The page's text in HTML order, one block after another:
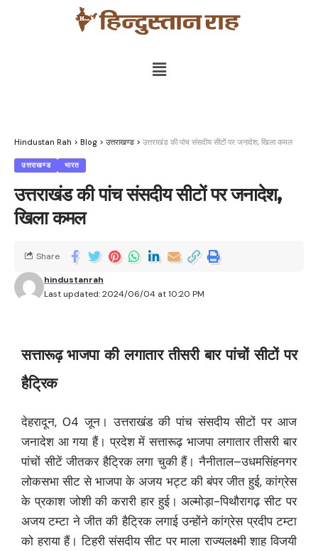
Hindustan Rah > Blog > उत्तराखण्ड > उत्तराखंड की पांच संसदीय सीटों पर जनादेश, खिला कमल
उत्तराखण्ड भारत
उत्तराखंड की पांच संसदीय सीटों पर जनादेश,
खिला कमल
Last updated: 2024/06/04 at 10:20 PM
hindustanrah
Share
सत्तारूढ़ भाजपा की लगातार तीसरी बार पांचों सीटों पर
हैट्रिक
देहरादून, 04 जून। उत्तराखंड की पांच संसदीय सीटों पर आज
जनादेश आ गया हैं। प्रदेश में सत्तारूढ़ भाजपा लगातार तीसरी बार
पांचों सीटें जीतकर हैट्रिक लगा चुकी हैं। नैनीताल–उधमसिंहनगर
लोकसभा सीट से भाजपा के अजय भट्ट की बंपर जीत हुई, कांग्रेस
के प्रकाश जोशी की करारी हार हुई। अल्मोड़ा-पिथौरागढ़ सीट पर
अजय टम्टा ने जीत की हैट्रिक लगाई उन्होंने कांग्रेस प्रदीप टम्टा
को हराया हैं। टिहरी संसदीय सीट पर माला राज्यलक्ष्मी शाह विजयी